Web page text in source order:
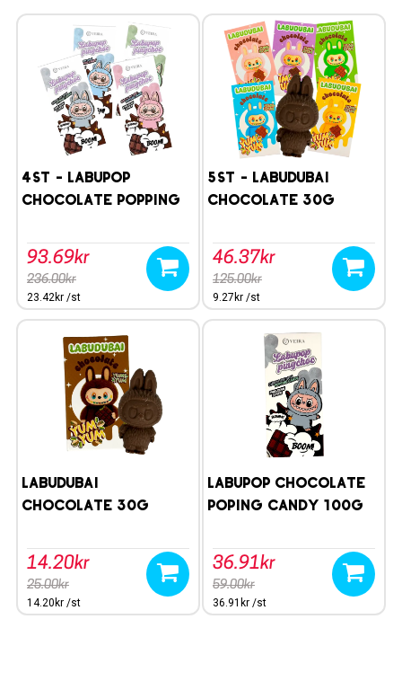
4st - Labupop
Chocolate Popping
93.69kr
236.00kr
23.42kr /st
5st - LABUDUBAI
Chocolate 30g
46.37kr
125.00kr
9.27kr /st
LABUDUBAI
Chocolate 30g
14.20kr
25.00kr
14.20kr /st
Labupop Chocolate
Poping Candy 100g
36.91kr
59.00kr
36.91kr /st